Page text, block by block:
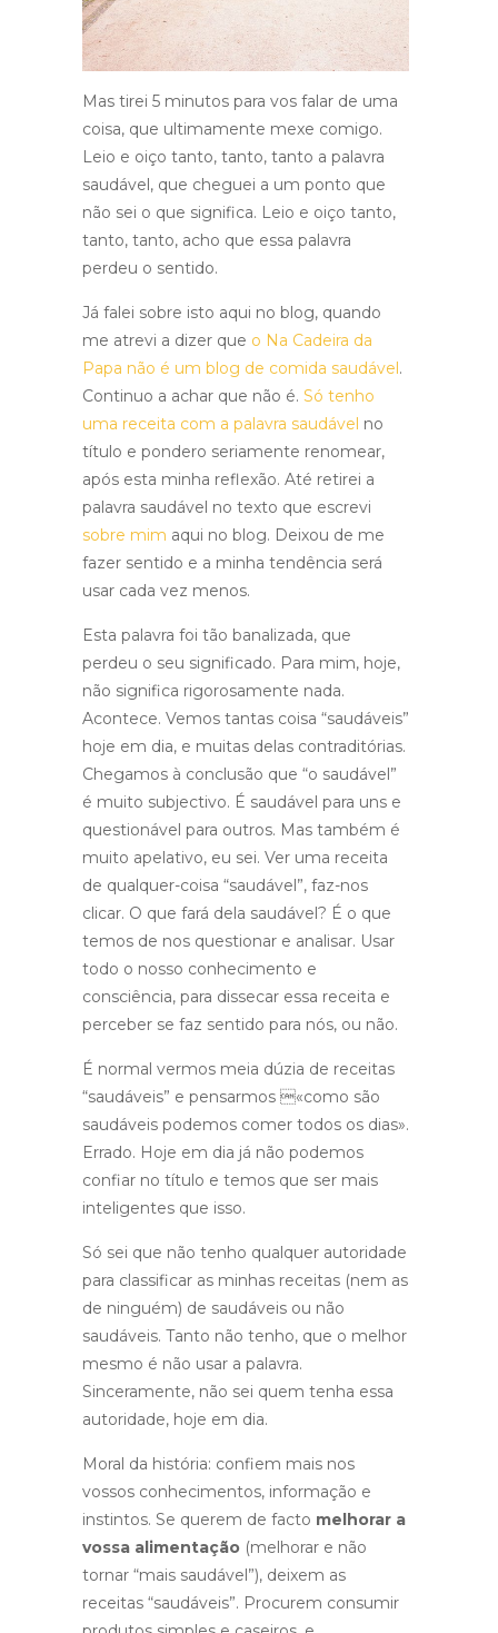
Mas tirei 5 minutos para vos falar de uma
coisa, que ultimamente mexe comigo.
Leio e oiço tanto, tanto, tanto a palavra
saudável, que cheguei a um ponto que
não sei o que significa. Leio e oiço tanto,
tanto, tanto, acho que essa palavra
perdeu o sentido.
Já falei sobre isto aqui no blog, quando
me atrevi a dizer que o Na Cadeira da
Papa não é um blog de comida saudável.
Continuo a achar que não é. Só tenho
uma receita com a palavra saudável no
título e pondero seriamente renomear,
após esta minha reflexão. Até retirei a
palavra saudável no texto que escrevi
sobre mim aqui no blog. Deixou de me
fazer sentido e a minha tendência será
usar cada vez menos.
Esta palavra foi tão banalizada, que
perdeu o seu significado. Para mim, hoje,
não significa rigorosamente nada.
Acontece. Vemos tantas coisa “saudáveis”
hoje em dia, e muitas delas contraditórias.
Chegamos à conclusão que “o saudável”
é muito subjectivo. É saudável para uns e
questionável para outros. Mas também é
muito apelativo, eu sei. Ver uma receita
de qualquer-coisa “saudável”, faz-nos
clicar. O que fará dela saudável? É o que
temos de nos questionar e analisar. Usar
todo o nosso conhecimento e
consciência, para dissecar essa receita e
perceber se faz sentido para nós, ou não.
É normal vermos meia dúzia de receitas
“saudáveis” e pensarmos «como são
saudáveis podemos comer todos os dias».
Errado. Hoje em dia já não podemos
confiar no título e temos que ser mais
inteligentes que isso.
Só sei que não tenho qualquer autoridade
para classificar as minhas receitas (nem as
de ninguém) de saudáveis ou não
saudáveis. Tanto não tenho, que o melhor
mesmo é não usar a palavra.
Sinceramente, não sei quem tenha essa
autoridade, hoje em dia.
Moral da história: confiem mais nos
vossos conhecimentos, informação e
instintos. Se querem de facto melhorar a
vossa alimentação (melhorar e não
tornar “mais saudável”), deixem as
receitas “saudáveis”. Procurem consumir